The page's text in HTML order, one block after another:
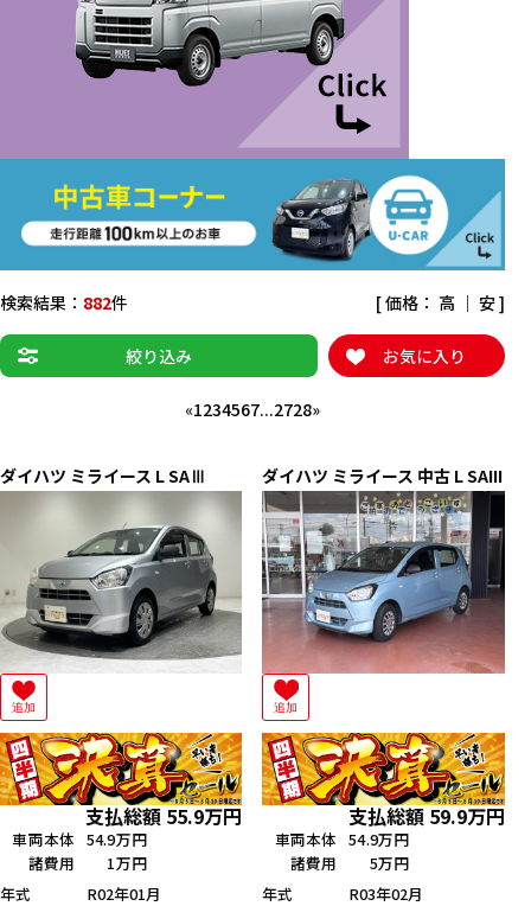
検索結果： 882件 [ 価格： 高 ｜ 安]
絞り込み お気に入り
«1234567...2728»
ダイハツ ミライース L SAⅢ
追加
支払総額 55.9万円
車両本体 54.9万円
諸費用
1万円
年式
R02年01月
ダイハツ ミライース 中古 L SAIII
追加
支払総額 59.9万円
車両本体 54.9万円
諸費用
5万円
年式
R03年02月